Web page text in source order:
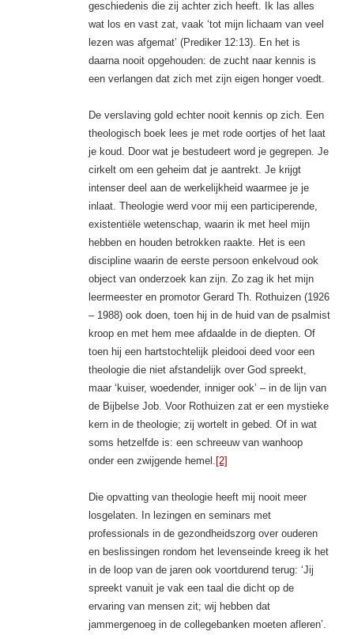
geschiedenis die zij achter zich heeft. Ik las alles
wat los en vast zat, vaak ‘tot mijn lichaam van veel
lezen was afgemat’ (Prediker 12:13). En het is
daarna nooit opgehouden: de zucht naar kennis is
een verlangen dat zich met zijn eigen honger voedt.
De verslaving gold echter nooit kennis op zich. Een
theologisch boek lees je met rode oortjes of het laat
je koud. Door wat je bestudeert word je gegrepen. Je
cirkelt om een geheim dat je aantrekt. Je krijgt
intenser deel aan de werkelijkheid waarmee je je
inlaat. Theologie werd voor mij een participerende,
existentiële wetenschap, waarin ik met heel mijn
hebben en houden betrokken raakte. Het is een
discipline waarin de eerste persoon enkelvoud ook
object van onderzoek kan zijn. Zo zag ik het mijn
leermeester en promotor Gerard Th. Rothuizen (1926
– 1988) ook doen, toen hij in de huid van de psalmist
kroop en met hem mee afdaalde in de diepten. Of
toen hij een hartstochtelijk pleidooi deed voor een
theologie die niet afstandelijk over God spreekt,
maar ‘kuiser, woedender, inniger ook’ – in de lijn van
de Bijbelse Job. Voor Rothuizen zat er een mystieke
kern in de theologie; zij wortelt in gebed. Of in wat
soms hetzelfde is: een schreeuw van wanhoop
onder een zwijgende hemel. [2]
Die opvatting van theologie heeft mij nooit meer
losgelaten. In lezingen en seminars met
professionals in de gezondheidszorg over ouderen
en beslissingen rondom het levenseinde kreeg ik het
in de loop van de jaren ook voortdurend terug: ‘Jij
spreekt vanuit je vak een taal die dicht op de
ervaring van mensen zit; wij hebben dat
jammergenoeg in de collegebanken moeten afleren’.